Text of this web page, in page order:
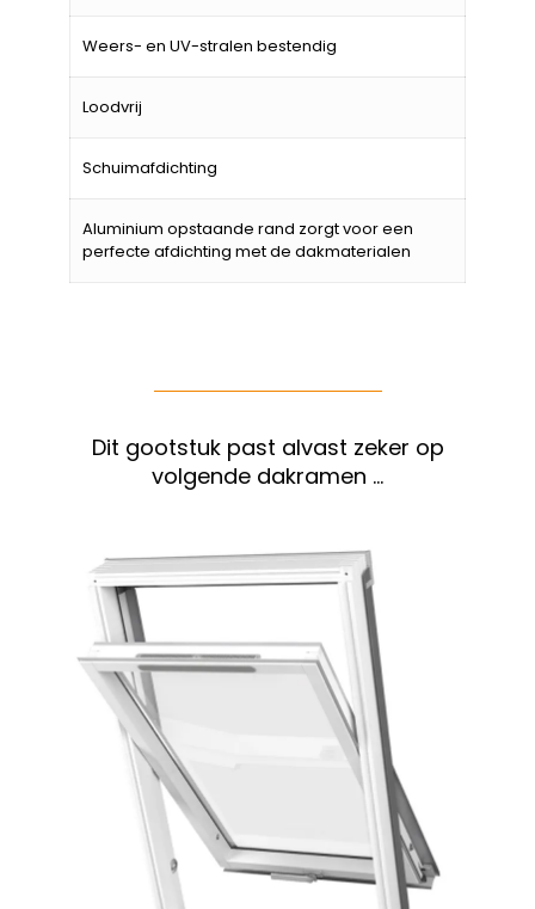
Weers- en UV-stralen bestendig
Loodvrij
Schuimafdichting
Aluminium opstaande rand zorgt voor een
perfecte afdichting met de dakmaterialen
Dit gootstuk past alvast zeker op
volgende dakramen …